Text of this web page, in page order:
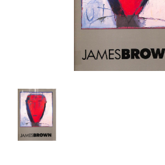
動画
スカラシップ受賞者